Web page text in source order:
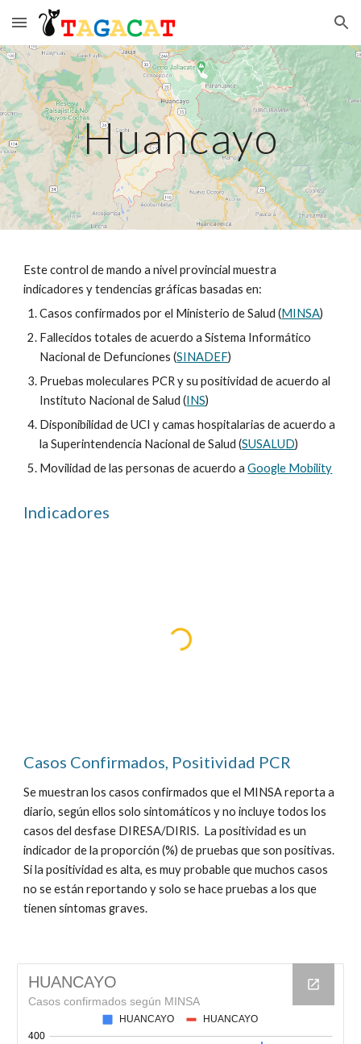
Skip to main content Skip to navigation
Huancayo
Este control de mando a nivel provincial muestra
indicadores y tendencias gráficas basadas en:
Casos confirmados por el Ministerio de Salud (MINSA)
Fallecidos totales de acuerdo a Sistema Informático
Nacional de Defunciones (SINADEF)
Pruebas moleculares PCR y su positividad de acuerdo al
Instituto Nacional de Salud (INS)
Disponibilidad de UCI y camas hospitalarias de acuerdo a
la Superintendencia Nacional de Salud (SUSALUD)
Movilidad de las personas de acuerdo aGoogle Mobility
Indicadores
Casos Confirmados, Positividad PCR
Se muestran los casos confirmados que el MINSA reporta a
diario, según ellos solo sintomáticos y no incluye todos los
casos del desfase DIRESA/DIRIS. La positividad es un
indicador de la proporción (%) de pruebas que son positivas.
Si la positividad es alta, es muy probable que muchos casos
no se están reportando y solo se hace pruebas a los que
tienen síntomas graves.